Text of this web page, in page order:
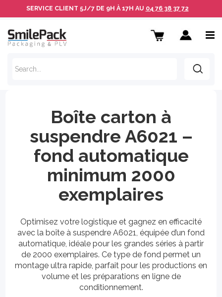
SERVICE CLIENT 5J/7 DE 9H À 17H AU 04 76 38 37 72
Boîte carton à
suspendre A6021 –
fond automatique
minimum 2000
exemplaires
Optimisez votre logistique et gagnez en efficacité
avec la boîte à suspendre A6021, équipée d’un fond
automatique, idéale pour les grandes séries à partir
de 2000 exemplaires. Ce type de fond permet un
montage ultra rapide, parfait pour les productions en
volume et les préparations en ligne de
conditionnement.